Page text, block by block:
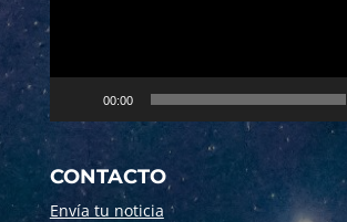
00:00
CONTACTO
Envía tu noticia